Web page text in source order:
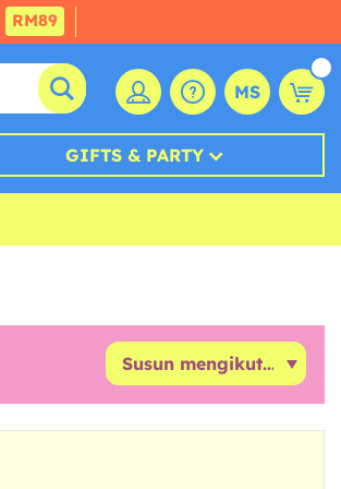
RM89
MS
GIFTS & PARTY